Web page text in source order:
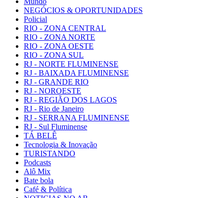
NEGÓCIOS & OPORTUNIDADES
Policial
RIO - ZONA CENTRAL
RIO - ZONA NORTE
RIO - ZONA OESTE
RIO - ZONA SUL
RJ - NORTE FLUMINENSE
RJ - BAIXADA FLUMINENSE
RJ - GRANDE RIO
RJ - NOROESTE
RJ - REGIÃO DOS LAGOS
RJ - Rio de Janeiro
RJ - SERRANA FLUMINENSE
RJ - Sul Fluminense
TÁ BELÊ
Tecnologia & Inovação
TURISTANDO
Podcasts
Alô Mix
Bate bola
Café & Política